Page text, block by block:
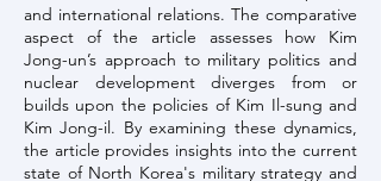
and international relations. The comparative
aspect of the article assesses how Kim
Jong-un’s approach to military politics and
nuclear development diverges from or
builds upon the policies of Kim Il-sung and
Kim Jong-il. By examining these dynamics,
the article provides insights into the current
state of North Korea's military strategy and